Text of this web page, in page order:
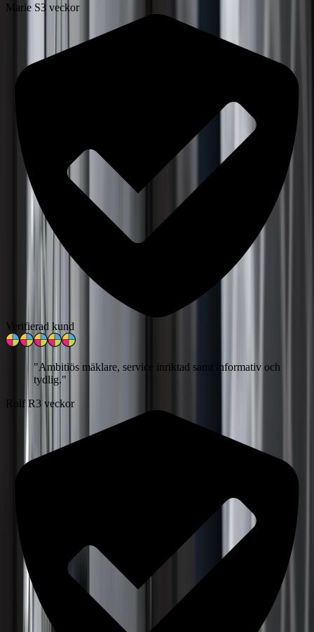
Marie S3 veckor
Verifierad kund
"Ambitiös mäklare, service inriktad samt informativ och
tydlig."
Rolf R3 veckor